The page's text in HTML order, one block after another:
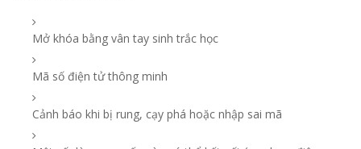
Mở khóa bằng vân tay sinh trắc học
Mã số điện tử thông minh
Cảnh báo khi bị rung, cạy phá hoặc nhập sai mã